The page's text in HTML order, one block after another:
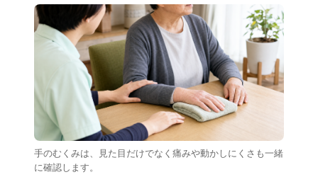
手のむくみは、見た目だけでなく痛みや動かしにくさも一緒
に確認します。